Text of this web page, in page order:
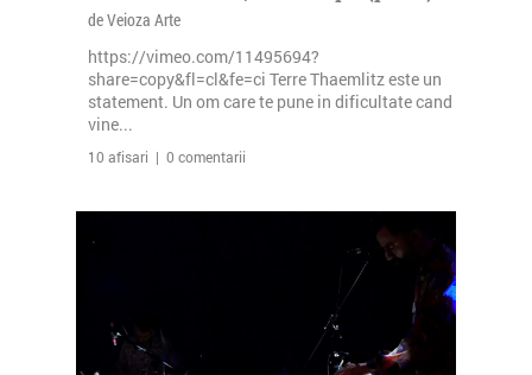
de Veioza Arte
https://vimeo.com/11495694?
share=copy&fl=cl&fe=ci Terre Thaemlitz este un
statement. Un om care te pune in dificultate cand
vine...
10 afisari | 0 comentarii